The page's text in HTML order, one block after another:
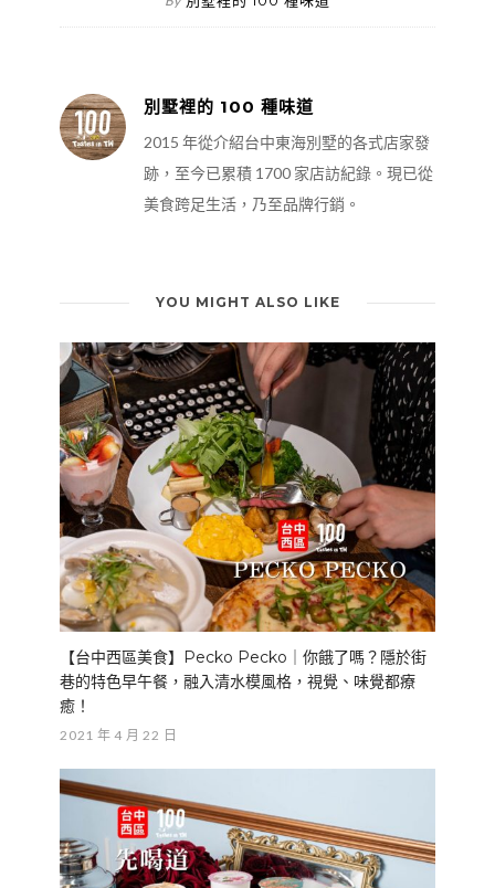
別墅裡的 100 種味道
2015 年從介紹台中東海別墅的各式店家發
跡，至今已累積 1700 家店訪紀錄。現已從
美食跨足生活，乃至品牌行銷。
YOU MIGHT ALSO LIKE
【台中西區美食】Pecko Pecko｜你餓了嗎？隱於街
巷的特色早午餐，融入清水模風格，視覺、味覺都療
癒！
2021 年 4 月 22 日